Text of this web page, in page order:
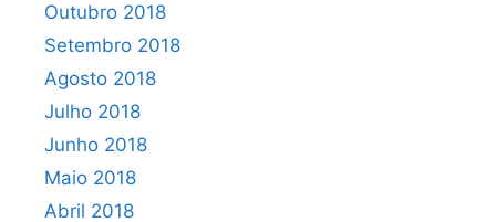
Outubro 2018
Setembro 2018
Agosto 2018
Julho 2018
Junho 2018
Maio 2018
Abril 2018